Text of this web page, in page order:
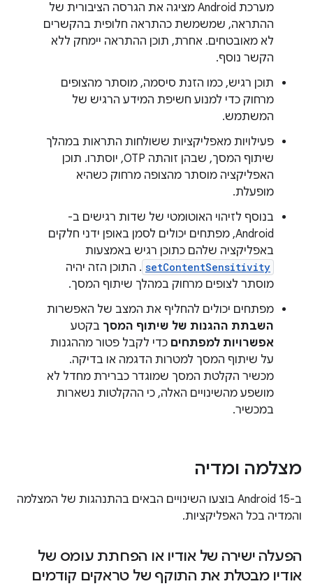
מערכת Android מציגה את הגרסה הציבורית של
ההתראה, שמשמשת כהתראה חלופית בהקשרים
לא מאובטחים. אחרת, תוכן ההתראה יימחק ללא
הקשר נוסף.
תוכן רגיש, כמו הזנת סיסמה, מוסתר מהצופים
מרחוק כדי למנוע חשיפת המידע הרגיש של
המשתמש.
פעילויות מאפליקציות ששולחות התראות במהלך
שיתוף המסך, שבהן זוהתה OTP, יוסתרו. תוכן
האפליקציה מוסתר מהצופה מרחוק כשהיא
מופעלת.
בנוסף לזיהוי האוטומטי של שדות רגישים ב-
Android, מפתחים יכולים לסמן באופן ידני חלקים
באפליקציה שלהם כתוכן רגיש באמצעות
setContentSensitivity . התוכן הזה יהיה
מוסתר לצופים מרחוק במהלך שיתוף המסך.
מפתחים יכולים להחליף את המצב של האפשרות
השבתת ההגנות של שיתוף המסך בקטע
אפשרויות למפתחים כדי לקבל פטור מההגנות
על שיתוף המסך למטרות הדגמה או בדיקה.
מכשיר הקלטת המסך שמוגדר כברירת מחדל לא
מושפע מהשינויים האלה, כי ההקלטות נשארות
במכשיר.
מצלמה ומדיה
ב-Android 15 בוצעו השינויים הבאים בהתנהגות של המצלמה
והמדיה בכל האפליקציות.
הפעלה ישירה של אודיו או הפחתת עומס של
אודיו מבטלת את התוקף של טראקים קודמים